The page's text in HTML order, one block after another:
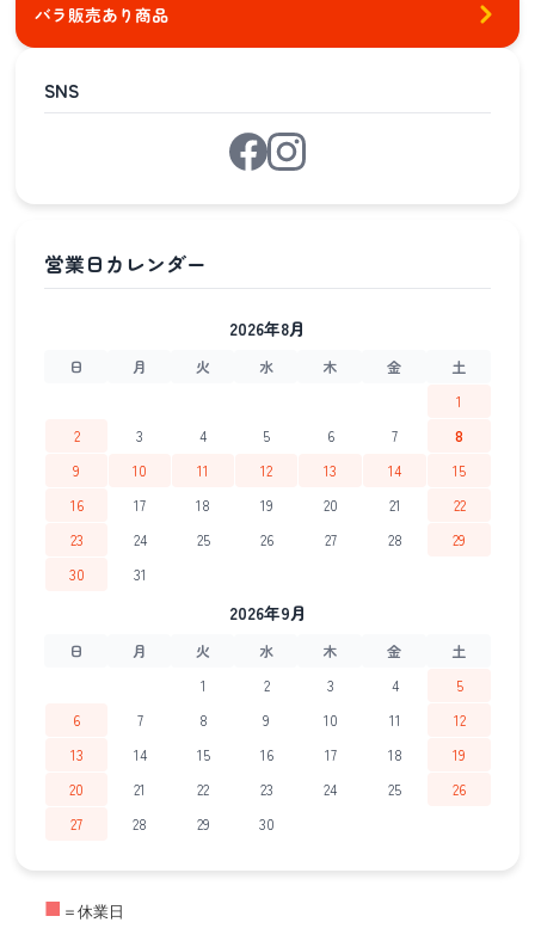
バラ販売あり商品
SNS
2026年8月
日 月 火 水 木 金
土
1
2
3 4 5 6 7
8
9
10 11 12 13 14
15
16
17 18 19 20 21
22
23
24 25 26 27 28
29
30
31
2026年9月
日 月 火 水 木 金
土
1
2 3 4
5
6
7 8 9 10 11
12
13
14 15 16 17 18
19
20
21 22 23 24 25
26
27
28 29 30
■ ＝休業日